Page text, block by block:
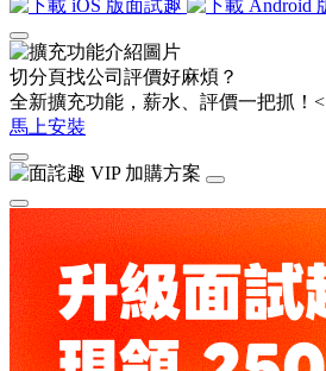
切分頁找公司評價好麻煩？
全新擴充功能，薪水、評價一把抓！<
馬上安裝